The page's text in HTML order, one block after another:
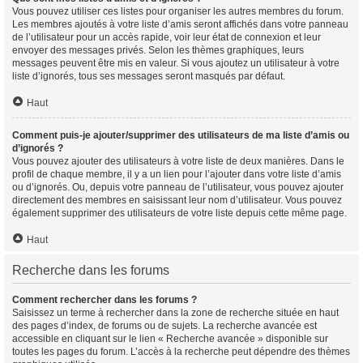
Vous pouvez utiliser ces listes pour organiser les autres membres du forum.
Les membres ajoutés à votre liste d’amis seront affichés dans votre panneau
de l’utilisateur pour un accès rapide, voir leur état de connexion et leur
envoyer des messages privés. Selon les thèmes graphiques, leurs
messages peuvent être mis en valeur. Si vous ajoutez un utilisateur à votre
liste d’ignorés, tous ses messages seront masqués par défaut.
Haut
Comment puis-je ajouter/supprimer des utilisateurs de ma liste d’amis ou
d’ignorés ?
Vous pouvez ajouter des utilisateurs à votre liste de deux manières. Dans le
profil de chaque membre, il y a un lien pour l’ajouter dans votre liste d’amis
ou d’ignorés. Ou, depuis votre panneau de l’utilisateur, vous pouvez ajouter
directement des membres en saisissant leur nom d’utilisateur. Vous pouvez
également supprimer des utilisateurs de votre liste depuis cette même page.
Haut
Recherche dans les forums
Comment rechercher dans les forums ?
Saisissez un terme à rechercher dans la zone de recherche située en haut
des pages d’index, de forums ou de sujets. La recherche avancée est
accessible en cliquant sur le lien « Recherche avancée » disponible sur
toutes les pages du forum. L’accès à la recherche peut dépendre des thèmes